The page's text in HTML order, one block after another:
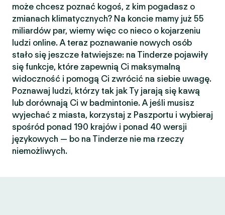
może chcesz poznać kogoś, z kim pogadasz o
zmianach klimatycznych? Na koncie mamy już 55
miliardów par, wiemy więc co nieco o kojarzeniu
ludzi online. A teraz poznawanie nowych osób
stało się jeszcze łatwiejsze: na Tinderze pojawiły
się funkcje, które zapewnią Ci maksymalną
widoczność i pomogą Ci zwrócić na siebie uwagę.
Poznawaj ludzi, którzy tak jak Ty jarają się kawą
lub dorównają Ci w badmintonie. A jeśli musisz
wyjechać z miasta, korzystaj z Paszportu i wybieraj
spośród ponad 190 krajów i ponad 40 wersji
językowych — bo na Tinderze nie ma rzeczy
niemożliwych.